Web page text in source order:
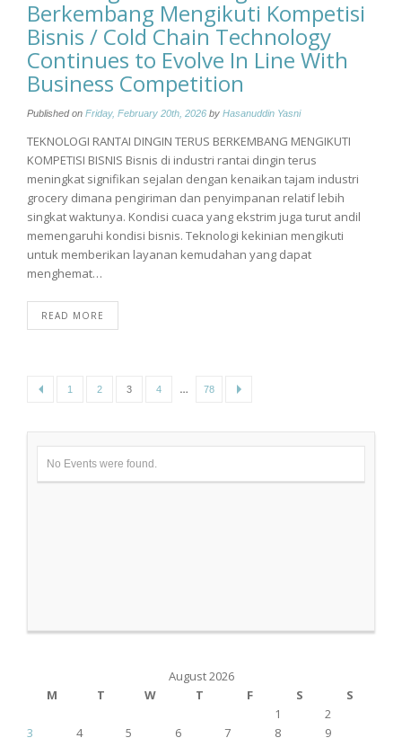
Berkembang Mengikuti Kompetisi
Bisnis / Cold Chain Technology
Continues to Evolve In Line With
Business Competition
Published on Friday, February 20th, 2026 by Hasanuddin Yasni
TEKNOLOGI RANTAI DINGIN TERUS BERKEMBANG MENGIKUTI
KOMPETISI BISNIS Bisnis di industri rantai dingin terus
meningkat signifikan sejalan dengan kenaikan tajam industri
grocery dimana pengiriman dan penyimpanan relatif lebih
singkat waktunya. Kondisi cuaca yang ekstrim juga turut andil
memengaruhi kondisi bisnis. Teknologi kekinian mengikuti
untuk memberikan layanan kemudahan yang dapat
menghemat…
READ MORE
Posts
1 2 3 4 … 78
No Events were found.
August 2026
M
T W T F S
S
1
2
3
4 5 6 7 8
9